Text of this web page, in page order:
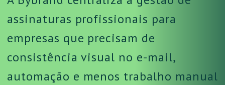
assinaturas profissionais para
empresas que precisam de
consistência visual no e-mail,
automação e menos trabalho manual